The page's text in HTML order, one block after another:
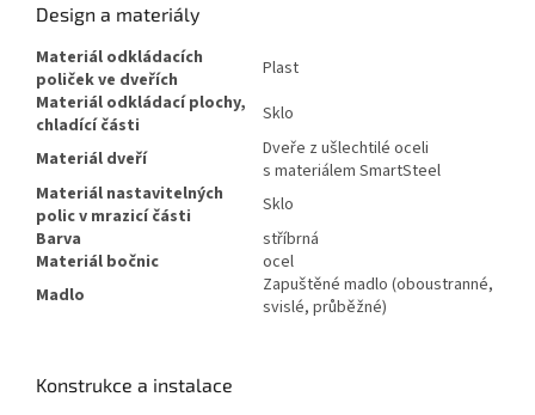
Design a materiály
Materiál odkládacích
poliček ve dveřích
Plast
Materiál odkládací plochy,
chladící části
Sklo
Materiál dveří
Dveře z ušlechtilé oceli
s materiálem SmartSteel
Materiál nastavitelných
polic v mrazicí části
Sklo
Barva
stříbrná
Materiál bočnic
ocel
Madlo
Zapuštěné madlo (oboustranné,
svislé, průběžné)
Konstrukce a instalace